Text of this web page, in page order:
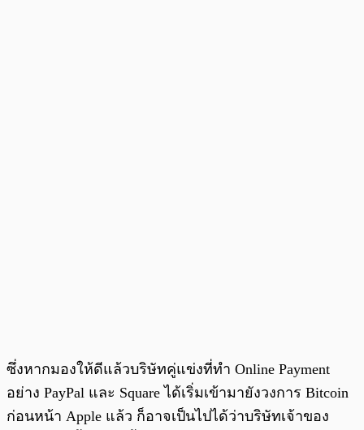
ซึ่งหากมองให้ดีแล้วบริษัทคู่แข่งที่ทำ Online Payment
อย่าง PayPal และ Square ได้เริ่มเข้ามายังวงการ Bitcoin
ก่อนหน้า Apple แล้ว ก็อาจเป็นไปได้ว่าบริษัทเจ้าของ